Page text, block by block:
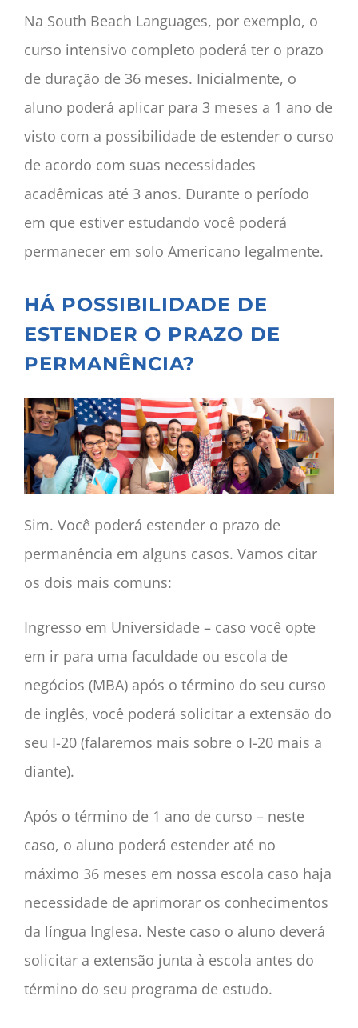
Na South Beach Languages, por exemplo, o
curso intensivo completo poderá ter o prazo
de duração de 36 meses. Inicialmente, o
aluno poderá aplicar para 3 meses a 1 ano de
visto com a possibilidade de estender o curso
de acordo com suas necessidades
acadêmicas até 3 anos. Durante o período
em que estiver estudando você poderá
permanecer em solo Americano legalmente.
HÁ POSSIBILIDADE DE
ESTENDER O PRAZO DE
PERMANÊNCIA?
Sim. Você poderá estender o prazo de
permanência em alguns casos. Vamos citar
os dois mais comuns:
Ingresso em Universidade – caso você opte
em ir para uma faculdade ou escola de
negócios (MBA) após o término do seu curso
de inglês, você poderá solicitar a extensão do
seu I-20 (falaremos mais sobre o I-20 mais a
diante).
Após o término de 1 ano de curso – neste
caso, o aluno poderá estender até no
máximo 36 meses em nossa escola caso haja
necessidade de aprimorar os conhecimentos
da língua Inglesa. Neste caso o aluno deverá
solicitar a extensão junta à escola antes do
término do seu programa de estudo.